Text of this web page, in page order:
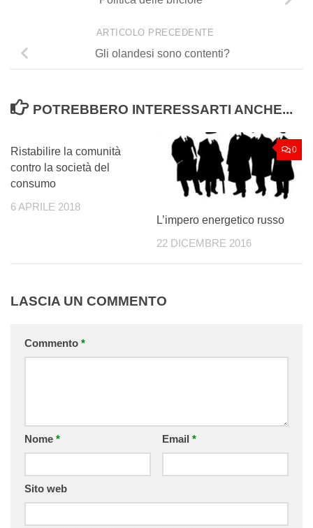
ARTICOLO PRECEDENTE
Gli olandesi sono contenti?
POTREBBERO INTERESSARTI ANCHE...
Ristabilire la comunità
contro la società del
consumo
6 APRILE 2018
0
L’impero energetico russo
22 DICEMBRE 2016
LASCIA UN COMMENTO
Commento *
Nome * Email *
Sito web